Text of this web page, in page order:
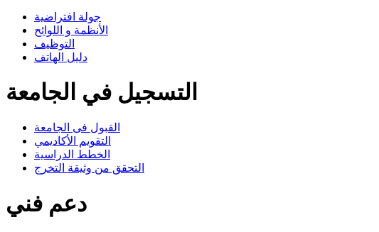
جولة افتراضية
الأنظمة و اللوائح
التوظيف
دليل الهاتف
التسجيل في الجامعة
القبول فى الجامعة
التقويم الأكاديمي
الخطط الدراسية
التحقق من وثيقة التخرج
دعم فني